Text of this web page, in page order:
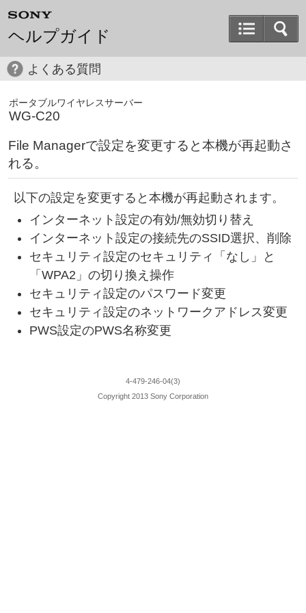
ヘルプガイド
よくある質問
ポータブルワイヤレスサーバー
WG-C20
File Managerで設定を変更すると本機が再起動さ
れる。
以下の設定を変更すると本機が再起動されます。
インターネット設定の有効/無効切り替え
インターネット設定の接続先のSSID選択、削除
セキュリティ設定のセキュリティ「なし」と
「WPA2」の切り換え操作
セキュリティ設定のパスワード変更
セキュリティ設定のネットワークアドレス変更
PWS設定のPWS名称変更
4-479-246-04(3)
Copyright 2013 Sony Corporation